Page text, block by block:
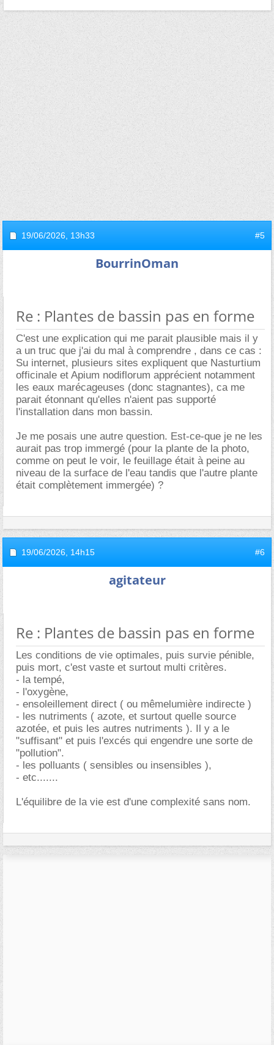
19/06/2026, 13h33 #5
BourrinOman
Re : Plantes de bassin pas en forme
C'est une explication qui me parait plausible mais il y
a un truc que j'ai du mal à comprendre , dans ce cas :
Su internet, plusieurs sites expliquent que Nasturtium
officinale et Apium nodiflorum apprécient notamment
les eaux marécageuses (donc stagnantes), ca me
parait étonnant qu'elles n'aient pas supporté
l'installation dans mon bassin.
Je me posais une autre question. Est-ce-que je ne les
aurait pas trop immergé (pour la plante de la photo,
comme on peut le voir, le feuillage était à peine au
niveau de la surface de l'eau tandis que l'autre plante
était complètement immergée) ?
19/06/2026, 14h15 #6
agitateur
Re : Plantes de bassin pas en forme
Les conditions de vie optimales, puis survie pénible,
puis mort, c'est vaste et surtout multi critères.
- la tempé,
- l'oxygène,
- ensoleillement direct ( ou mêmelumière indirecte )
- les nutriments ( azote, et surtout quelle source
azotée, et puis les autres nutriments ). Il y a le
"suffisant" et puis l'excés qui engendre une sorte de
"pollution".
- les polluants ( sensibles ou insensibles ),
- etc.......
L'équilibre de la vie est d'une complexité sans nom.